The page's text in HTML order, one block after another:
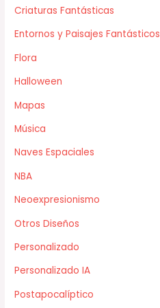
Criaturas Fantásticas
Entornos y Paisajes Fantásticos
Flora
Halloween
Mapas
Música
Naves Espaciales
NBA
Neoexpresionismo
Otros Diseños
Personalizado
Personalizado IA
Postapocalíptico